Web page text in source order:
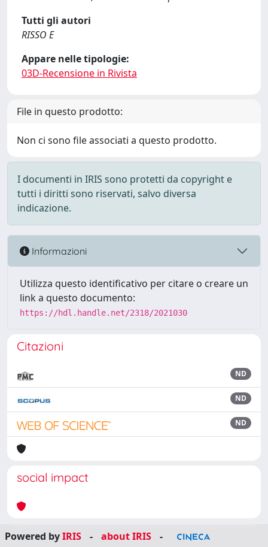
Tutti gli autori
RISSO E
Appare nelle tipologie:
03D-Recensione in Rivista
File in questo prodotto:
Non ci sono file associati a questo prodotto.
I documenti in IRIS sono protetti da copyright e
tutti i diritti sono riservati, salvo diversa
indicazione.
Informazioni
Utilizza questo identificativo per citare o creare un
link a questo documento:
https://hdl.handle.net/2318/2021030
Citazioni
ND
ND
ND
social impact
Powered byIRIS - about IRIS
-